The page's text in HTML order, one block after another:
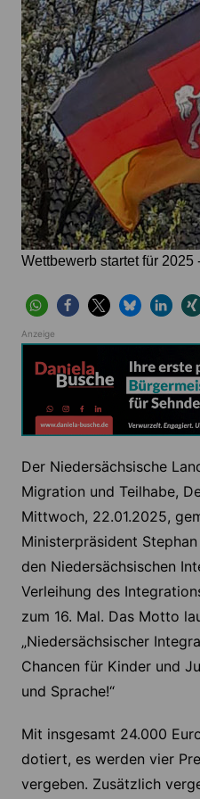
Wettbewerb startet für 2025
Anzeige
Der Niedersächsische
Migration und Teilhabe,
Mittwoch, 22.01.2025,
Ministerpräsident
den Niedersächsischen
Verleihung des
zum 16. Mal. Das Motto
„Niedersächsischer
Chancen für Kinder und
und Sprache!“
Mit insgesamt 24.000
dotiert, es werden vier
vergeben. Zusätzlich